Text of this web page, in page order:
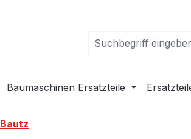
Baumaschinen Ersatzteile
Bautz